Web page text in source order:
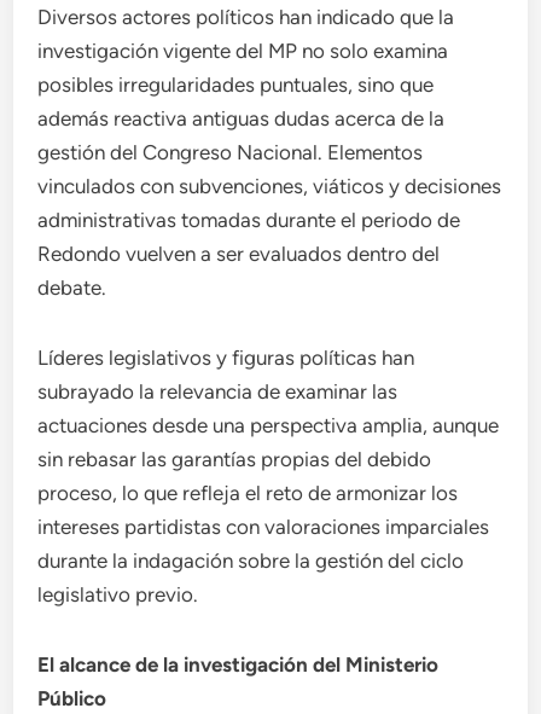
Diversos actores políticos han indicado que la
investigación vigente del MP no solo examina
posibles irregularidades puntuales, sino que
además reactiva antiguas dudas acerca de la
gestión del Congreso Nacional. Elementos
vinculados con subvenciones, viáticos y decisiones
administrativas tomadas durante el periodo de
Redondo vuelven a ser evaluados dentro del
debate.
Líderes legislativos y figuras políticas han
subrayado la relevancia de examinar las
actuaciones desde una perspectiva amplia, aunque
sin rebasar las garantías propias del debido
proceso, lo que refleja el reto de armonizar los
intereses partidistas con valoraciones imparciales
durante la indagación sobre la gestión del ciclo
legislativo previo.
El alcance de la investigación del Ministerio
Público